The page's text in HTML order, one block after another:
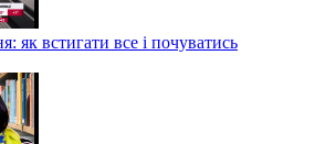
як встигати все і почуватись